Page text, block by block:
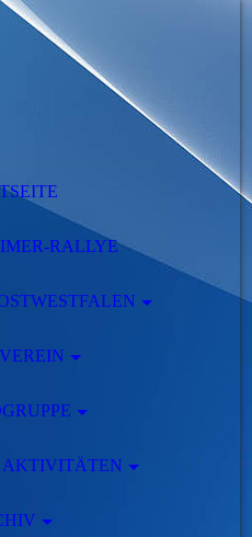
RALLYE
AKTIVITÄTEN